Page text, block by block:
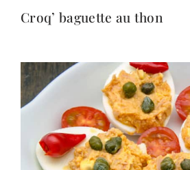
Croq’ baguette au thon